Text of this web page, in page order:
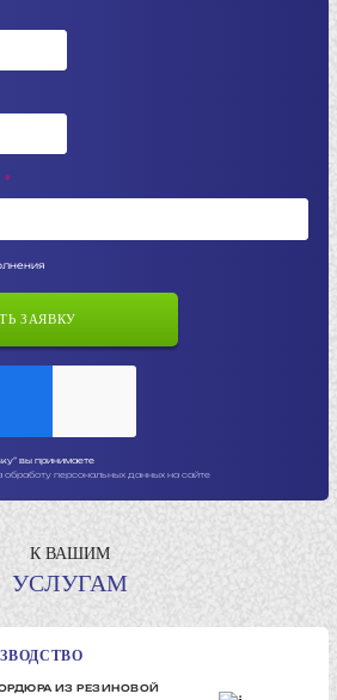
*
ЗАЯВКУ
вы принимаете
персональных данных на сайте
К ВАШИМ
УСЛУГАМ
ИЗ РЕЗИНОВОЙ